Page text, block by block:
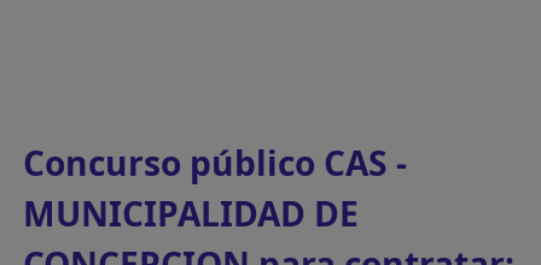
Concurso público CAS -
MUNICIPALIDAD DE